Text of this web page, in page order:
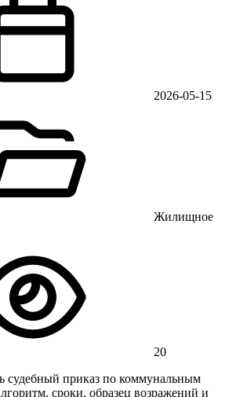
2026-05-15
Жилищное
20
судебный приказ по коммунальным
сроки, образец возражений и